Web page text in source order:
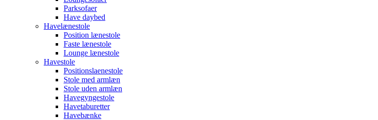
Parksofaer
Have daybed
Havelænestole
Position lænestole
Faste lænestole
Lounge lænestole
Havestole
Positionslaenestole
Stole med armlæn
Stole uden armlæn
Havegyngestole
Havetaburetter
Havebænke